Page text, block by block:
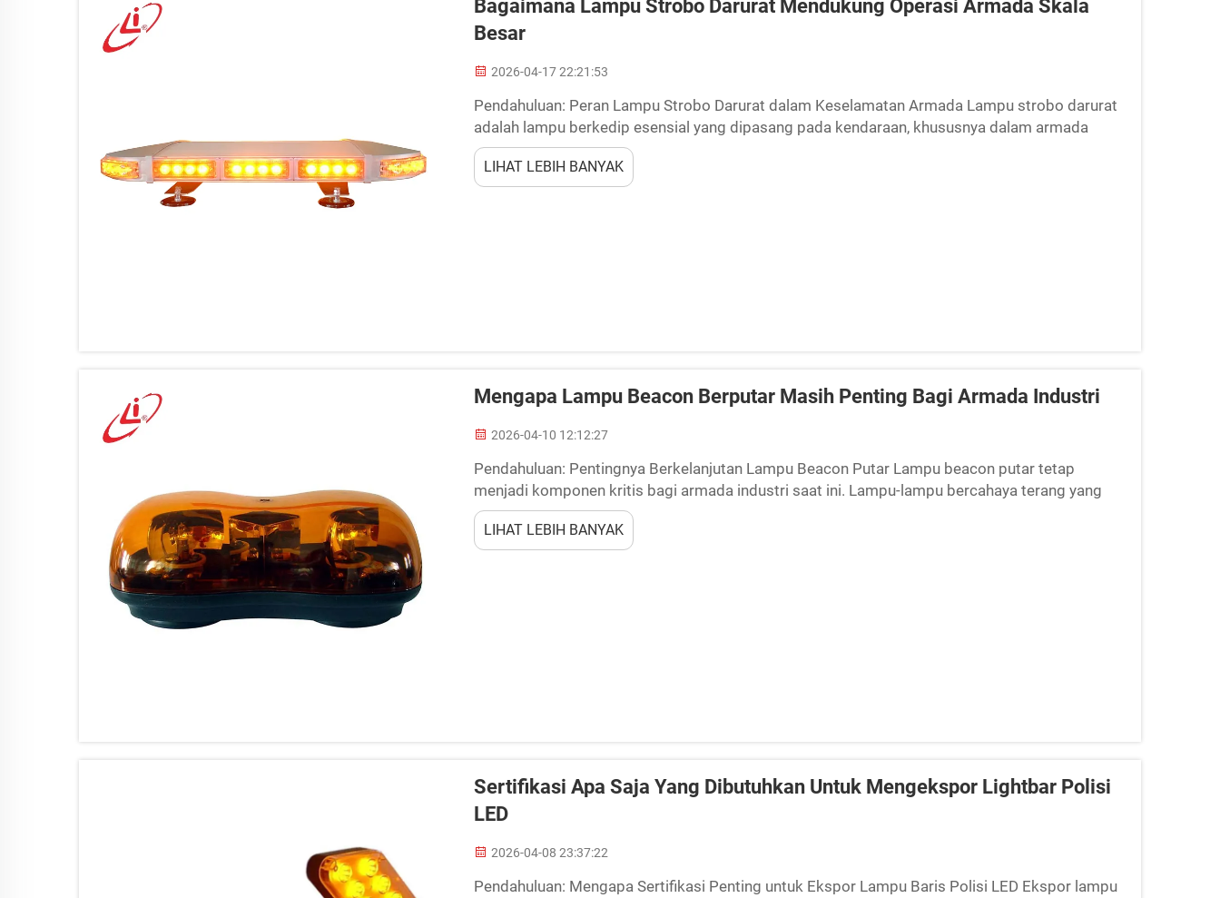
Bagaimana Lampu Strobo Darurat Mendukung Operasi Armada Skala
Besar
2026-04-17 22:21:53
Pendahuluan: Peran Lampu Strobo Darurat dalam Keselamatan Armada Lampu strobo darurat
adalah lampu berkedip esensial yang dipasang pada kendaraan, khususnya dalam armada
besar. Lampu ini memainkan peran penting dalam memastikan keselamatan semua pihak saat
bekerja bersama...
LIHAT LEBIH BANYAK
Mengapa Lampu Beacon Berputar Masih Penting Bagi Armada Industri
2026-04-10 12:12:27
Pendahuluan: Pentingnya Berkelanjutan Lampu Beacon Putar Lampu beacon putar tetap
menjadi komponen kritis bagi armada industri saat ini. Lampu-lampu bercahaya terang yang
berputar—yang umum terlihat pada truk dan mesin berat yang beroperasi di area ramai atau
berbahaya...
LIHAT LEBIH BANYAK
Sertifikasi Apa Saja Yang Dibutuhkan Untuk Mengekspor Lightbar Polisi
LED
2026-04-08 23:37:22
Pendahuluan: Mengapa Sertifikasi Penting untuk Ekspor Lampu Baris Polisi LED Ekspor lampu